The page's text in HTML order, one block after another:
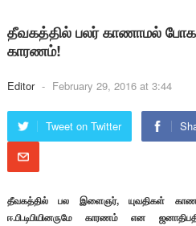
தீவகத்தில் பலர் காணாமல் போக
காரணம்!
Editor - February 29, 2016 at 3:44
Tweet on Twitter
தீவகத்தில் பல இளைஞர், யுவதிகள்
ஈ.பி.டிபியினருமே காரணம் என